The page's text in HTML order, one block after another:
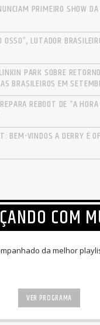
PRIMEIRO SHOW
OSSO”, LUTADOR
PARK SOBRE
BRASILEIROS EM
REBOOT DE “A HORA
BEM-VINDOS A DERRY É
COM
da melhor
VER PROGRAMA